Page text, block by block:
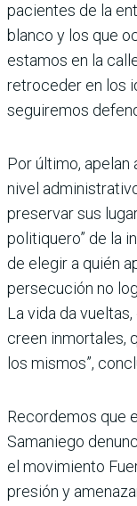
pacientes de la
blanco y los que
estamos en la
retroceder en los
seguiremos
Por último, apelan
nivel
preservar sus
politiquero” de la
de elegir a quién
persecución no
La vida da
creen inmortales,
los mismos”,
Recordemos que
Samaniego
el movimiento
presión y